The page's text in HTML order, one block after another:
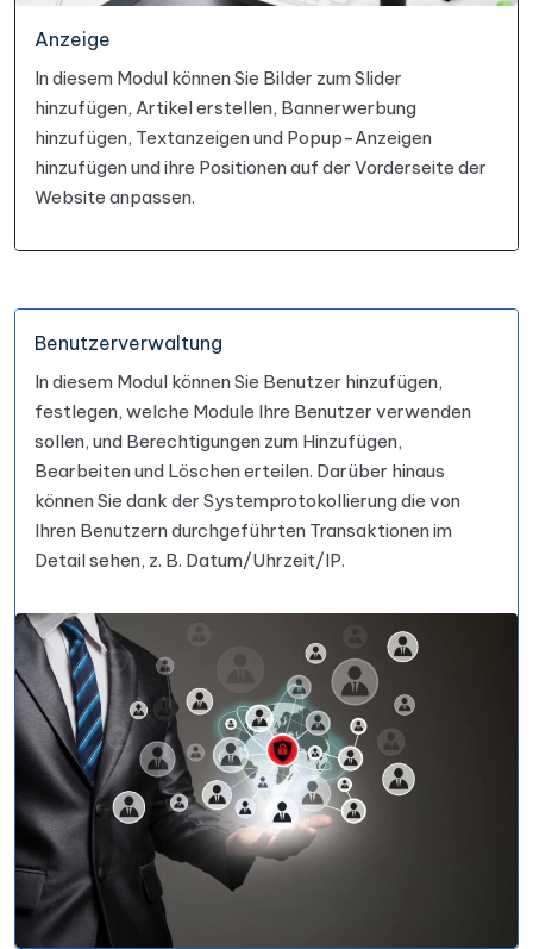
Anzeige
In diesem Modul können Sie Bilder zum Slider
hinzufügen, Artikel erstellen, Bannerwerbung
hinzufügen, Textanzeigen und Popup-Anzeigen
hinzufügen und ihre Positionen auf der Vorderseite der
Website anpassen.
Benutzerverwaltung
In diesem Modul können Sie Benutzer hinzufügen,
festlegen, welche Module Ihre Benutzer verwenden
sollen, und Berechtigungen zum Hinzufügen,
Bearbeiten und Löschen erteilen. Darüber hinaus
können Sie dank der Systemprotokollierung die von
Ihren Benutzern durchgeführten Transaktionen im
Detail sehen, z. B. Datum/Uhrzeit/IP.